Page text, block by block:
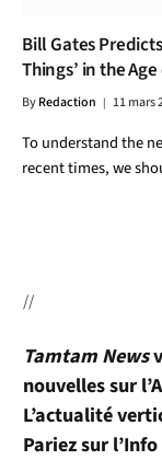
Bill Gates
Things’ in the Age
ByRedaction 11 mars
To understand the
recent times, we
//
Tamtam News
nouvelles sur
L’actualité
Pariez sur